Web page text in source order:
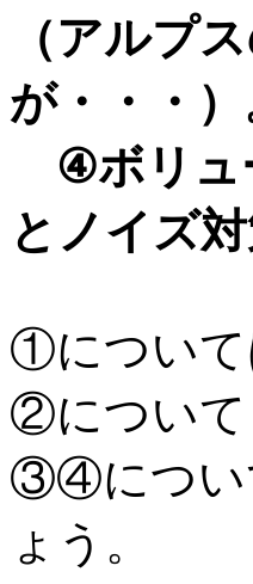
（アルプ
が・・・）
④ボリュ
とノイズ
①について
②について
③④につい
ょう。